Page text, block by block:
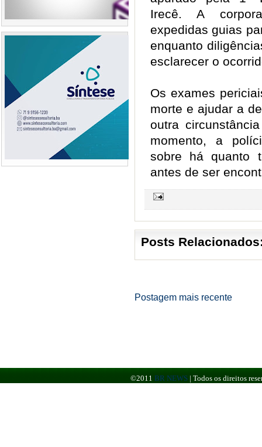
Irecê. A
expedidas guias
enquanto
esclarecer o
Os exames
morte e ajudar a
outra
momento, a
sobre há quanto
antes de ser
Posts
Postagem mais recente
©2011 BR NEWS | Todos os direitos